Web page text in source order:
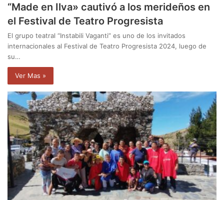
“Made en Ilva» cautivó a los merideños en
el Festival de Teatro Progresista
El grupo teatral “Instabili Vaganti” es uno de los invitados
internacionales al Festival de Teatro Progresista 2024, luego de
su…
Ver Mas »